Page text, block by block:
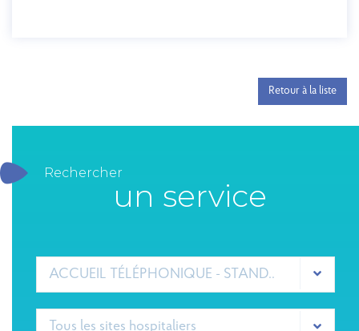
Retour à la liste
Rechercher
un service
ACCUEIL TÉLÉPHONIQUE - STANDARD GHEF